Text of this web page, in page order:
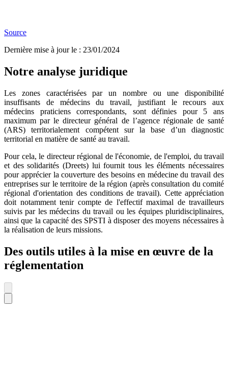
Source
Dernière mise à jour le : 23/01/2024
Notre analyse juridique
Les zones caractérisées par un nombre ou une disponibilité
insuffisants de médecins du travail, justifiant le recours aux
médecins praticiens correspondants, sont définies pour 5 ans
maximum par le directeur général de l’agence régionale de santé
(ARS) territorialement compétent sur la base d’un diagnostic
territorial en matière de santé au travail.
Pour cela, le directeur régional de l'économie, de l'emploi, du travail
et des solidarités (Dreets) lui fournit tous les éléments nécessaires
pour apprécier la couverture des besoins en médecine du travail des
entreprises sur le territoire de la région (après consultation du comité
régional d'orientation des conditions de travail). Cette appréciation
doit notamment tenir compte de l'effectif maximal de travailleurs
suivis par les médecins du travail ou les équipes pluridisciplinaires,
ainsi que la capacité des SPSTI à disposer des moyens nécessaires à
la réalisation de leurs missions.
Des outils utiles à la mise en œuvre de la
réglementation